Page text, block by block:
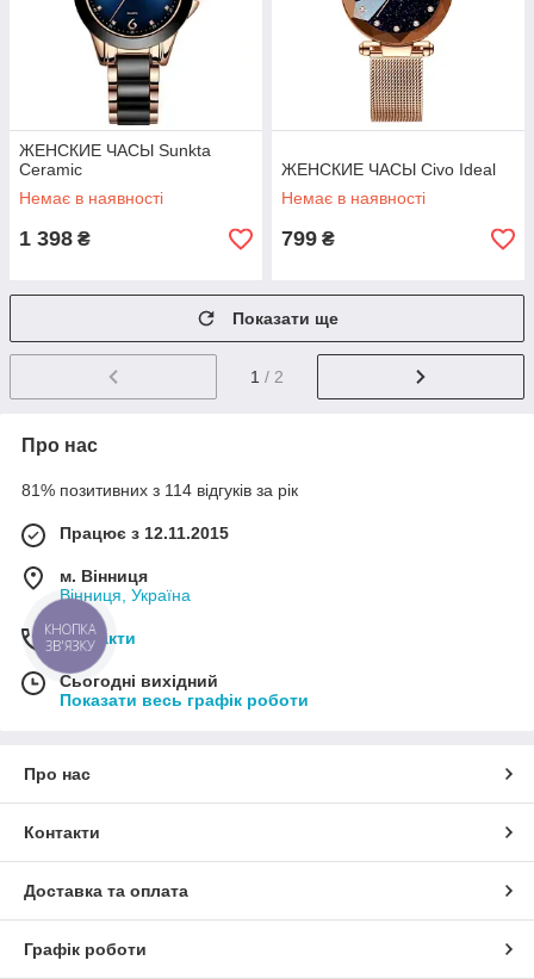
ЖЕНСКИЕ ЧАСЫ Sunkta
Ceramic
Немає в наявності
1 398 ₴
ЖЕНСКИЕ ЧАСЫ Civo Ideal
Немає в наявності
799 ₴
Показати ще
1 / 2
Про нас
81% позитивних з 114 відгуків за рік
Працює з 12.11.2015
м. Вінниця
Вінниця, Україна
Контакти
Сьогодні вихідний
Показати весь графік роботи
Про нас
Контакти
Доставка та оплата
Графік роботи